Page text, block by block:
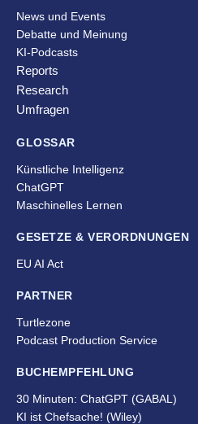
News und Events
Debatte und Meinung
KI-Podcasts
Reports
Research
Umfragen
GLOSSAR
Künstliche Intelligenz
ChatGPT
Maschinelles Lernen
GESETZE & VERORDNUNGEN
EU AI Act
PARTNER
Turtlezone
Podcast Production Service
BUCHEMPFEHLUNG
30 Minuten: ChatGPT (GABAL)
KI ist Chefsache! (Wiley)